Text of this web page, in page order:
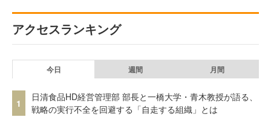
アクセスランキング
今日 週間 月間
1
日清食品HD経営管理部 部長と一橋大学・青木教授が語る、
戦略の実行不全を回避する「自走する組織」とは